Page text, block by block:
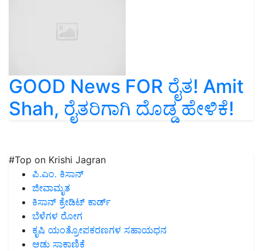
GOOD News FOR ರೈತ! Amit
Shah, ರೈತರಿಗಾಗಿ ದೊಡ್ಡ ಹೇಳಿಕೆ!
#Top on Krishi Jagran
ಪಿ.ಎಂ. ಕಿಸಾನ್
ಜೀವಾಮೃತ
ಕಿಸಾನ್ ಕ್ರೇಡಿಟ್ ಕಾರ್ಡ್
ಬೆಳೆಗಳ ರೋಗ
ಕೃಷಿ ಯಂತ್ರೋಪಕರಣಗಳ ಸಹಾಯಧನ
ಆಡು ಸಾಕಾಣಿಕೆ